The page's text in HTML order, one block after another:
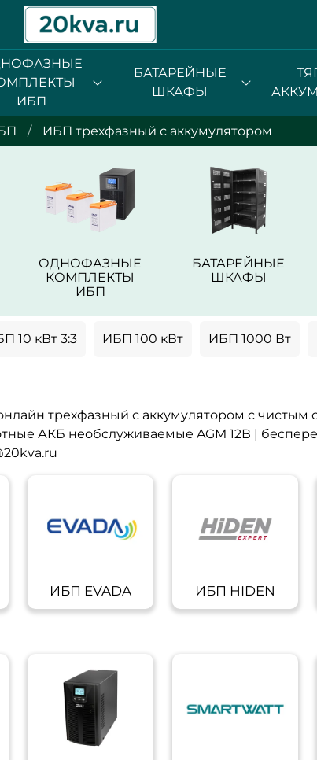
ИБП
БАТАРЕЙНЫЕ
ШКАФЫ
ИБП трехфазный с аккумулятором
ОДНОФАЗНЫЕ
КОМПЛЕКТЫ
ИБП
БАТАРЕЙНЫЕ
ШКАФЫ
10 кВт 3:3 ИБП 100 кВт ИБП 1000 Вт
трехфазный с аккумулятором с чистым
АКБ необслуживаемые AGM 12В |
ИБП EVADA ИБП HIDEN